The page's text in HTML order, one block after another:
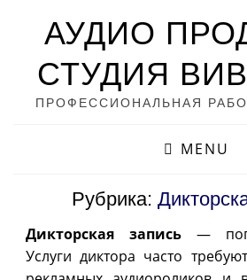
АУДИО
СТУДИЯ
ПРОФЕССИОНАЛЬНАЯ
MENU
Рубрика:
Дикторская запись —
Услуги диктора часто